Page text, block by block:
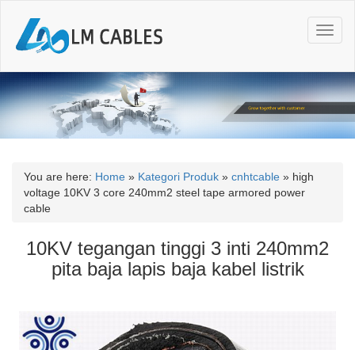
T
o
g
l
n
a
o
You are here: Home » Kategori Produk » cnhtcable » high
voltage 10KV 3 core 240mm2 steel tape armored power
cable
10KV tegangan tinggi 3 inti 240mm2
pita baja lapis baja kabel listrik